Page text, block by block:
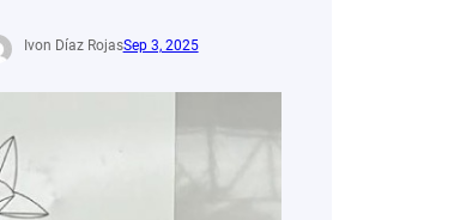
Ivon Díaz RojasSep 3, 2025